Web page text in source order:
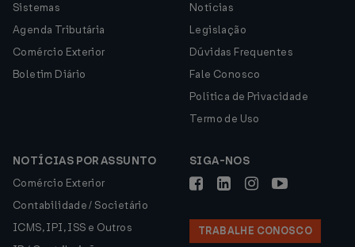
Sistemas
Agenda Tributária
Comércio Exterior
Boletim Diário
Notícias
Legislação
Dúvidas Frequentes
Fale Conosco
Política de Privacidade
Termo de Uso
NOTÍCIAS POR ASSUNTO
Comércio Exterior
Contabilidade / Societário
ICMS, IPI, ISS e Outros
SIGA-NOS
TRABALHE CONOSCO